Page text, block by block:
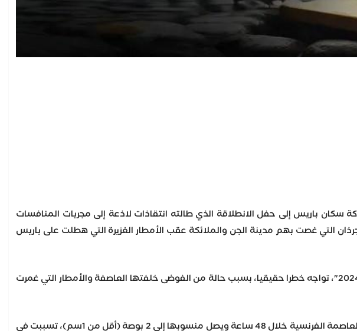
سكان باريس إلى حفل الانطلاقة الذي طالته انتقاذات لاذعة إلى مجريات المنافسات
التي غصت بهم مدينة الجن والملائكة عقب الأمطار الغزيرة التي هطلت على باريس
ظاهرة الفئران التي كثر الحديث عنها جعلت دورة الألعاب الأولمبية "باريس 2024"، تواجه خطرا حقيقيا، بسبب حالة من الفوضى خلفتها العاصفة والأمطار التي غمرت
وأفادت صحيفة "ديلي ستار" البريطانية، أن الأمطار الغزيرة التي هطلت على العاصمة الفرنسية خلال 48 ساعة ويصل منسوبها إلى 2 بوصة (أقل من 1سم)، تسببت في